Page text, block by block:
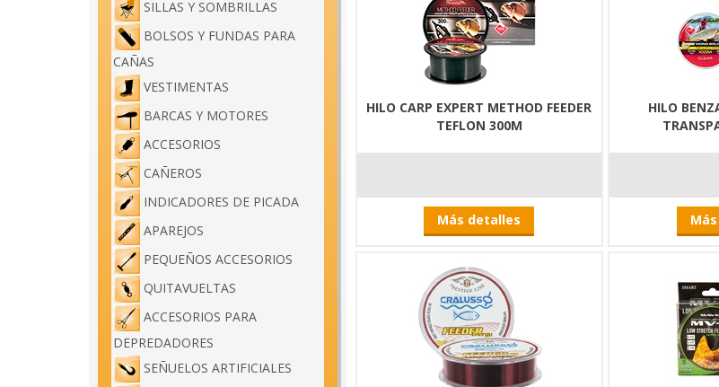
SILLAS Y SOMBRILLAS
BOLSOS Y FUNDAS PARA
CAÑAS
VESTIMENTAS
BARCAS Y MOTORES
ACCESORIOS
CAÑEROS
INDICADORES DE PICADA
APAREJOS
PEQUEÑOS ACCESORIOS
QUITAVUELTAS
ACCESORIOS PARA
DEPREDADORES
SEÑUELOS ARTIFICIALES
HILO CARP EXPERT METHOD FEEDER
TEFLON 300M
Más detalles
HILO